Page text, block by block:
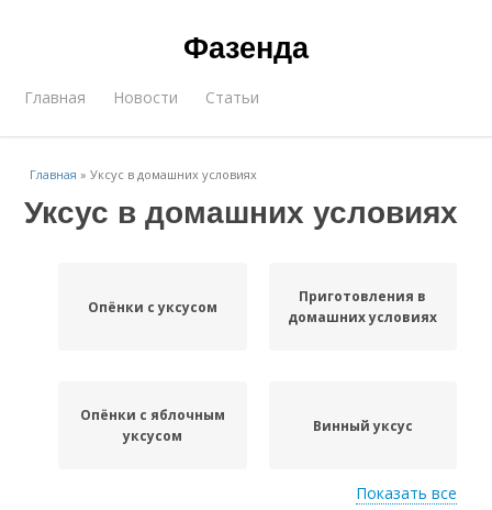
Фазенда
Главная Новости Статьи
Главная »Уксус в домашних условиях
Уксус в домашних условиях
Опёнки с уксусом
Приготовления в
домашних условиях
Опёнки с яблочным
уксусом
Винный уксус
Показать все